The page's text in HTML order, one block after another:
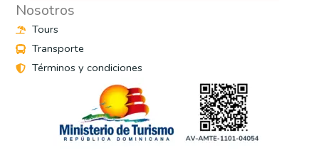
Nosotros
Tours
Transporte
Términos y condiciones